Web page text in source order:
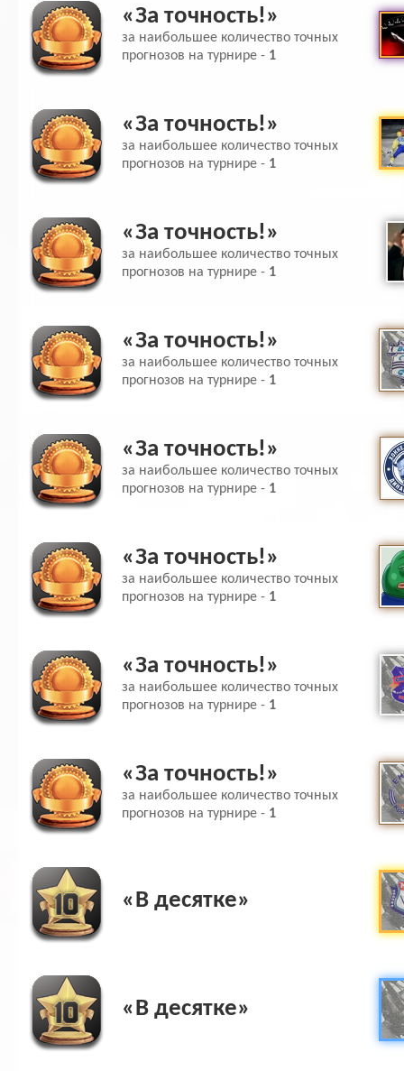
«За точность!»
за наибольшее количество точных
прогнозов на турнире - 1
«За точность!»
за наибольшее количество точных
прогнозов на турнире - 1
«За точность!»
за наибольшее количество точных
прогнозов на турнире - 1
«За точность!»
за наибольшее количество точных
прогнозов на турнире - 1
«За точность!»
за наибольшее количество точных
прогнозов на турнире - 1
«За точность!»
за наибольшее количество точных
прогнозов на турнире - 1
«За точность!»
за наибольшее количество точных
прогнозов на турнире - 1
«За точность!»
за наибольшее количество точных
прогнозов на турнире - 1
«В десятке»
«В десятке»